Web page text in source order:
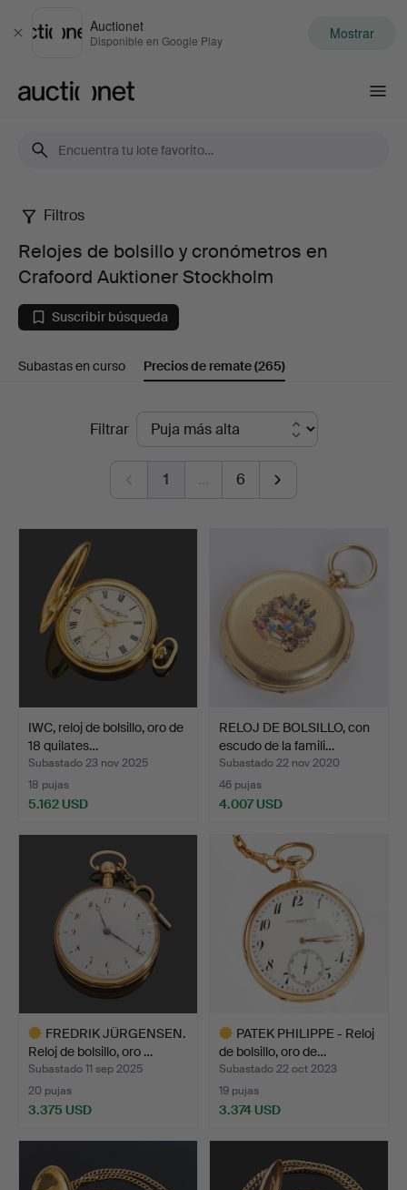
Cerrar
Auctionet
Disponible en Google Play Mostrar
Relojes
de
bolsillo
Crafoord
Auktioner
Stockholm
Filtros
Relojes de bolsillo y cronómetros en
Crafoord Auktioner Stockholm
Suscribir búsqueda
Subastas en curso Precios de remate(265)
Filtrar
1 … 6
IWC, reloj de bolsillo, oro de
18 quilates…
Subastado 23 nov 2025
18 pujas
5.162 USD
RELOJ DE BOLSILLO, con
escudo de la famili…
Subastado 22 nov 2020
46 pujas
4.007 USD
FREDRIK JÜRGENSEN.
Reloj de bolsillo, oro …
Subastado 11 sep 2025
20 pujas
3.375 USD
PATEK PHILIPPE - Reloj
de bolsillo, oro de…
Subastado 22 oct 2023
19 pujas
3.374 USD